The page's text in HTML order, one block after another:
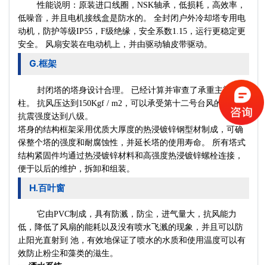
性能说明：原装进口线圈，NSK轴承，低损耗，高效率，
低噪音，并且电机接线盒是防水的。 全封闭户外冷却塔专用电
动机，防护等级IP55，F级绝缘，安全系数1.15，运行更稳定更
安全。 风扇安装在电动机上，并由驱动轴皮带驱动。
G.框架
封闭塔的塔身设计合理。 已经计算并审查了承重主梁和
柱。 抗风压达到150Kgf / m2，可以承受第十二号台风的载荷，
抗震强度达到八级。
塔身的结构框架采用优质大厚度的热浸镀锌钢型材制成，可确
保整个塔的强度和耐腐蚀性，并延长塔的使用寿命。 所有塔式
结构紧固件均通过热浸镀锌材料和高强度热浸镀锌螺栓连接，
便于以后的维护，拆卸和组装。
H.百叶窗
它由PVC制成，具有防溅，防尘，进气量大，抗风能力
低，降低了风扇的能耗以及没有喷水飞溅的现象，并且可以防
止阳光直射到 池，有效地保证了喷水的水质和使用温度可以有
效防止粉尘和藻类的滋生。